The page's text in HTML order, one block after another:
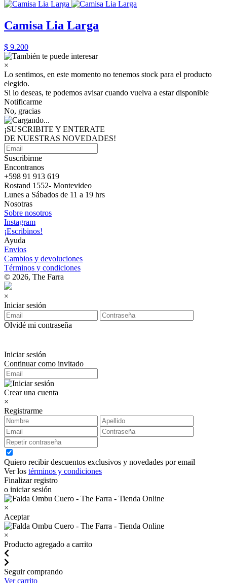
Camisa Lia Larga
$ 9.200
×
Lo sentimos, en este momento no tenemos stock para el producto
elegido.
Si lo deseas, te podemos avisar cuando vuelva a estar disponible
Notificarme
No, gracias
¡SUSCRIBITE Y ENTERATE
DE NUESTRAS NOVEDADES!
Suscribirme
Encontranos
+598 91 913 619
Rostand 1552- Montevideo
Lunes a Sábados de 11 a 19 hrs
Nosotras
Sobre nosotros
Instagram
¡Escribinos!
Ayuda
Envios
Cambios y devoluciones
Términos y condiciones
© 2026, The Farra
×
Iniciar sesión
Olvidé mi contraseña
Iniciar sesión
Continuar como invitado
Crear una cuenta
×
Registrarme
Quiero recibir descuentos exclusivos y novedades por email
Ver los términos y condiciones
Finalizar registro
o iniciar sesión
×
Aceptar
×
Producto agregado a carrito
Seguir comprando
Ver carrito